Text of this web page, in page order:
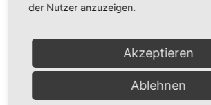
um dieses Video
Mehr Informationen
der Nutzer anzuzeigen.
Akzeptieren
Ablehnen